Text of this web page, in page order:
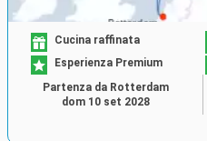
Cucina raffinata
Esperienza Premium
Partenza da Rotterdam
dom 10 set 2028